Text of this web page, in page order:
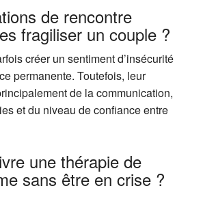
de rencontre
fragiliser un couple ?
créer un sentiment d’insécurité
permanente. Toutefois, leur
de la communication,
et du niveau de confiance entre
une thérapie de
sans être en crise ?